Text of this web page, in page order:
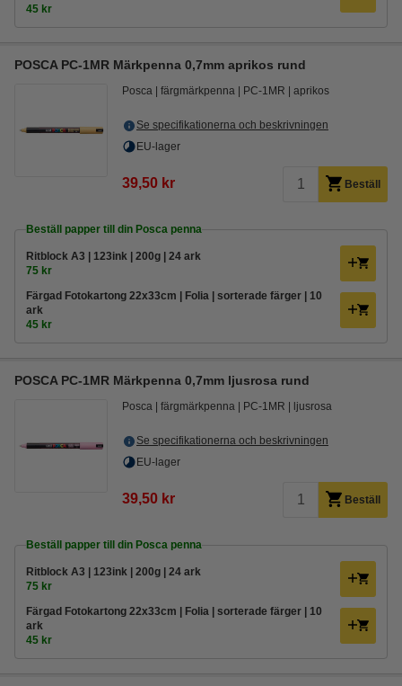
45 kr
POSCA PC-1MR Märkpenna 0,7mm aprikos rund
Posca färgmärkpenna PC-1MR aprikos
Se specifikationerna och beskrivningen
EU-lager
39,50 kr Beställ
Beställ papper till din Posca penna
Ritblock A3 | 123ink | 200g | 24 ark
75 kr
Färgad Fotokartong 22x33cm | Folia | sorterade färger | 10
ark
45 kr
POSCA PC-1MR Märkpenna 0,7mm ljusrosa rund
Posca färgmärkpenna PC-1MR ljusrosa
Se specifikationerna och beskrivningen
EU-lager
39,50 kr Beställ
Beställ papper till din Posca penna
Ritblock A3 | 123ink | 200g | 24 ark
75 kr
Färgad Fotokartong 22x33cm | Folia | sorterade färger | 10
ark
45 kr